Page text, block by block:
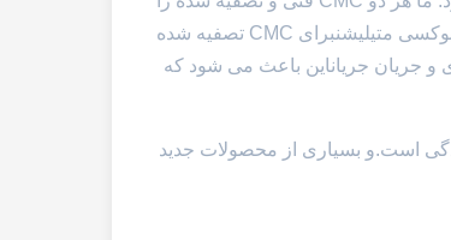
ارائه می دهیم. CMC از طریق قلیایی ساخته می شود،پس از آن با اسید مونوکلورو اکتیک (MCA) کاربوکسی متیلیشنبرای CMC تصفیه شده
و جریان جریاناین باعث می شود که
است.و بسیاری از محصولات جدید